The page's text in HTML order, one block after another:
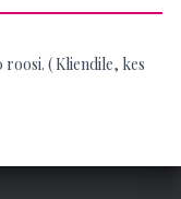
( Kliendile, kes